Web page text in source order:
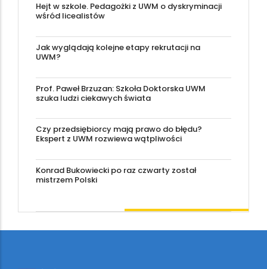
Hejt w szkole. Pedagożki z UWM o dyskryminacji
wśród licealistów
Jak wyglądają kolejne etapy rekrutacji na
UWM?
Prof. Paweł Brzuzan: Szkoła Doktorska UWM
szuka ludzi ciekawych świata
Czy przedsiębiorcy mają prawo do błędu?
Ekspert z UWM rozwiewa wątpliwości
Konrad Bukowiecki po raz czwarty został
mistrzem Polski